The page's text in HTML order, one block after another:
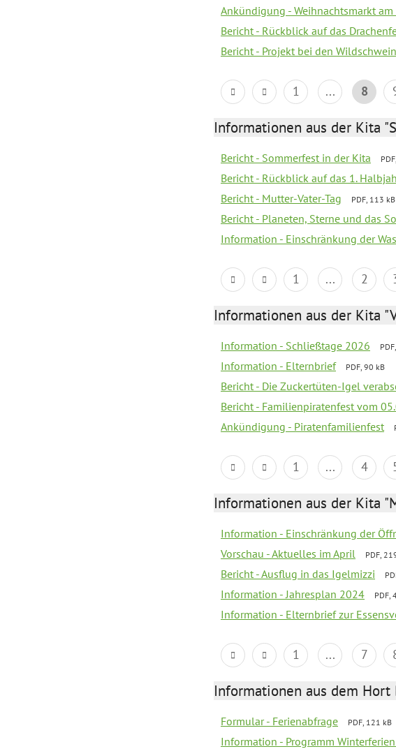
Ankündigung - Weihnachtsmarkt am
Bericht - Rückblick auf das
Bericht - Projekt bei den
1 ... 8
Informationen aus der Kita
Bericht - Sommerfest in der Kita
Bericht - Rückblick auf das 1.
Bericht - Mutter-Vater-Tag PDF, 113 kB
Bericht - Planeten, Sterne und das
Information - Einschränkung der
1 ... 2
Informationen aus der Kita
Information - Schließtage 2026
Information - Elternbrief PDF, 90 kB
Bericht - Die Zuckertüten-Igel
Bericht - Familienpiratenfest vom
Ankündigung - Piratenfamilienfest
1 ... 4
Informationen aus der Kita
Information - Einschränkung der
Vorschau - Aktuelles im April PDF,
Bericht - Ausflug in das Igelmizzi
Information - Jahresplan 2024 PDF,
Information - Elternbrief zur
1 ... 7
Informationen aus dem Hort
Formular - Ferienabfrage PDF, 121 kB
Information - Programm